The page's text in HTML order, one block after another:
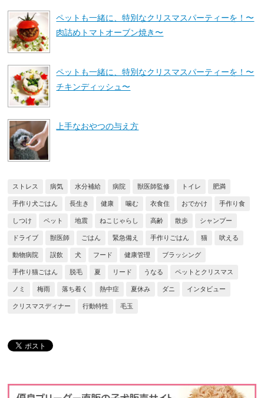
ペットも一緒に、特別なクリスマスパーティーを！〜
肉詰めトマトオーブン焼き〜
ペットも一緒に、特別なクリスマスパーティーを！〜
チキンディッシュ〜
上手なおやつの与え方
ストレス 病気 水分補給 病院 獣医師監修 トイレ 肥満
手作り犬ごはん 長生き 健康 噛む 衣食住 おでかけ 手作り食
しつけ ペット 地震 ねこじゃらし 高齢 散歩 シャンプー
ドライブ 獣医師 ごはん 緊急備え 手作りごはん 猫 吠える
動物病院 誤飲 犬 フード 健康管理 ブラッシング
手作り猫ごはん 脱毛 夏 リード うなる ペットとクリスマス
ノミ 梅雨 落ち着く 熱中症 夏休み ダニ インタビュー
クリスマスディナー 行動特性 毛玉